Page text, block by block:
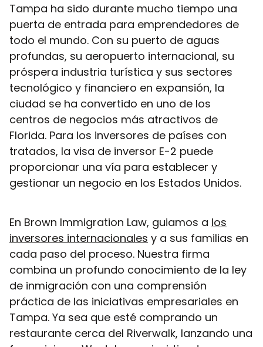
Tampa ha sido durante mucho tiempo una
puerta de entrada para emprendedores de
todo el mundo. Con su puerto de aguas
profundas, su aeropuerto internacional, su
próspera industria turística y sus sectores
tecnológico y financiero en expansión, la
ciudad se ha convertido en uno de los
centros de negocios más atractivos de
Florida. Para los inversores de países con
tratados, la visa de inversor E-2 puede
proporcionar una vía para establecer y
gestionar un negocio en los Estados Unidos.
En Brown Immigration Law, guiamos a los
inversores internacionales y a sus familias en
cada paso del proceso. Nuestra firma
combina un profundo conocimiento de la ley
de inmigración con una comprensión
práctica de las iniciativas empresariales en
Tampa. Ya sea que esté comprando un
restaurante cerca del Riverwalk, lanzando una